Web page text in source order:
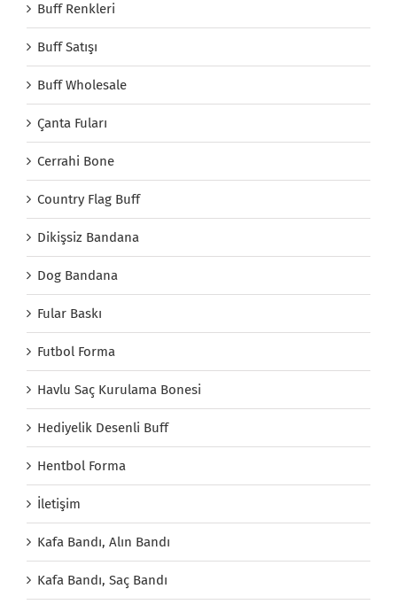
Buff Renkleri
Buff Satışı
Buff Wholesale
Çanta Fuları
Cerrahi Bone
Country Flag Buff
Dikişsiz Bandana
Dog Bandana
Fular Baskı
Futbol Forma
Havlu Saç Kurulama Bonesi
Hediyelik Desenli Buff
Hentbol Forma
İletişim
Kafa Bandı, Alın Bandı
Kafa Bandı, Saç Bandı